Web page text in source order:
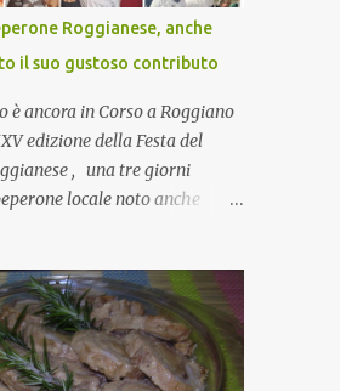
Pranzo Aziendale di fine
dai mie capi! CoCo :
Una bella idea!
: si, è un modo per riunirsi
e tirare le somme…
mangiando tutti insieme, con
CoCo : è naturale il cibo,
favorevole per molte belle
trovi? Cuocapercaso : Si,
si dice...
Roggianese, anche
il suo gustoso contributo
è ancora in Corso a Roggiano
edizione della Festa del
, una tre giorni
locale noto anche
dal Ministero delle
Alimentari e Forestali
Prodotti Agroalimentari
(Pat) della Calabria. Un